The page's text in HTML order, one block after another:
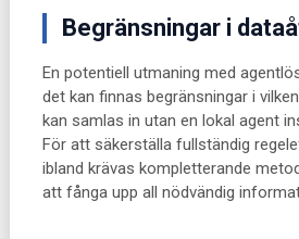
Begränsningar i
En potentiell utmaning med
det kan finnas begränsningar i
kan samlas in utan en lokal agent
För att säkerställa fullständig
ibland krävas kompletterande
att fånga upp all nödvändig